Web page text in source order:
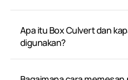
Apa itu Box Culvert dan
digunakan?